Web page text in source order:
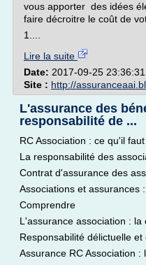
vous apporter des idées
faire décroitre le coût de
1....
Lire la suite
Date: 2017-09-25 23:36:31
Site : http://
L'assurance des
responsabilité de ...
RC Association : ce qu'il
La responsabilité des
Contrat d'assurance des
Associations et assurances
Comprendre
L'assurance association :
Responsabilité délictuelle
Assurance RC Association